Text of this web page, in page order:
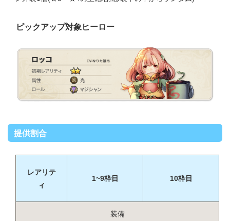
ピックアップ対象ヒーロー
提供割合
レアリテ
ィ
1~9枠目 10枠目
装備